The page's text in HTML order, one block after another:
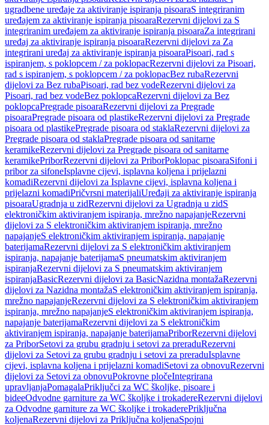
ugradbene uređaje za aktiviranje ispiranja pisoaraS integriranim
uređajem za aktiviranje ispiranja pisoaraRezervni dijelovi za S
integriranim uređajem za aktiviranje ispiranja pisoaraZa integrirani
uređaj za aktiviranje ispiranja pisoaraRezervni dijelovi za Za
integrirani uređaj za aktiviranje ispiranja pisoaraPisoari, rad s
ispiranjem, s poklopcem / za poklopacRezervni dijelovi za Pisoari,
rad s ispiranjem, s poklopcem / za poklopacBez rubaRezervni
dijelovi za Bez rubaPisoari, rad bez vodeRezervni dijelovi za
Pisoari, rad bez vodeBez poklopcaRezervni dijelovi za Bez
poklopcaPregrade pisoaraRezervni dijelovi za Pregrade
pisoaraPregrade pisoara od plastikeRezervni dijelovi za Pregrade
pisoara od plastikePregrade pisoara od staklaRezervni dijelovi za
Pregrade pisoara od staklaPregrade pisoara od sanitarne
keramikeRezervni dijelovi za Pregrade pisoara od sanitarne
keramikePriborRezervni dijelovi za PriborPoklopac pisoaraSifoni i
pribor za sifoneIsplavne cijevi, isplavna koljena i prijelazni
komadiRezervni dijelovi za Isplavne cijevi, isplavna koljena i
prijelazni komadiPričvrsni materijaliUređaji za aktiviranje ispiranja
pisoaraUgradnja u zidRezervni dijelovi za Ugradnja u zidS
elektroničkim aktiviranjem ispiranja, mrežno napajanjeRezervni
dijelovi za S elektroničkim aktiviranjem ispiranja, mrežno
napajanjeS elektroničkim aktiviranjem ispiranja, napajanje
baterijamaRezervni dijelovi za S elektroničkim aktiviranjem
ispiranja, napajanje baterijamaS pneumatskim aktiviranjem
ispiranjaRezervni dijelovi za S pneumatskim aktiviranjem
ispiranjaBasicRezervni dijelovi za BasicNazidna montažaRezervni
dijelovi za Nazidna montažaS elektroničkim aktiviranjem ispiranja,
mrežno napajanjeRezervni dijelovi za S elektroničkim aktiviranjem
ispiranja, mrežno napajanjeS elektroničkim aktiviranjem ispiranja,
napajanje baterijamaRezervni dijelovi za S elektroničkim
aktiviranjem ispiranja, napajanje baterijamaPriborRezervni dijelovi
za PriborSetovi za grubu gradnju i setovi za preraduRezervni
dijelovi za Setovi za grubu gradnju i setovi za preraduIsplavne
cijevi, isplavna koljena i prijelazni komadiSetovi za obnovuRezervni
dijelovi za Setovi za obnovuPokrovne pločeIntegrirana
upravljanjaPomagalaPriključci za WC školjke, pisoare i
bideeOdvodne garniture za WC školjke i trokadereRezervni dijelovi
za Odvodne garniture za WC školjke i trokaderePriključna
koljenaRezervni dijelovi za Priključna koljenaSpojni